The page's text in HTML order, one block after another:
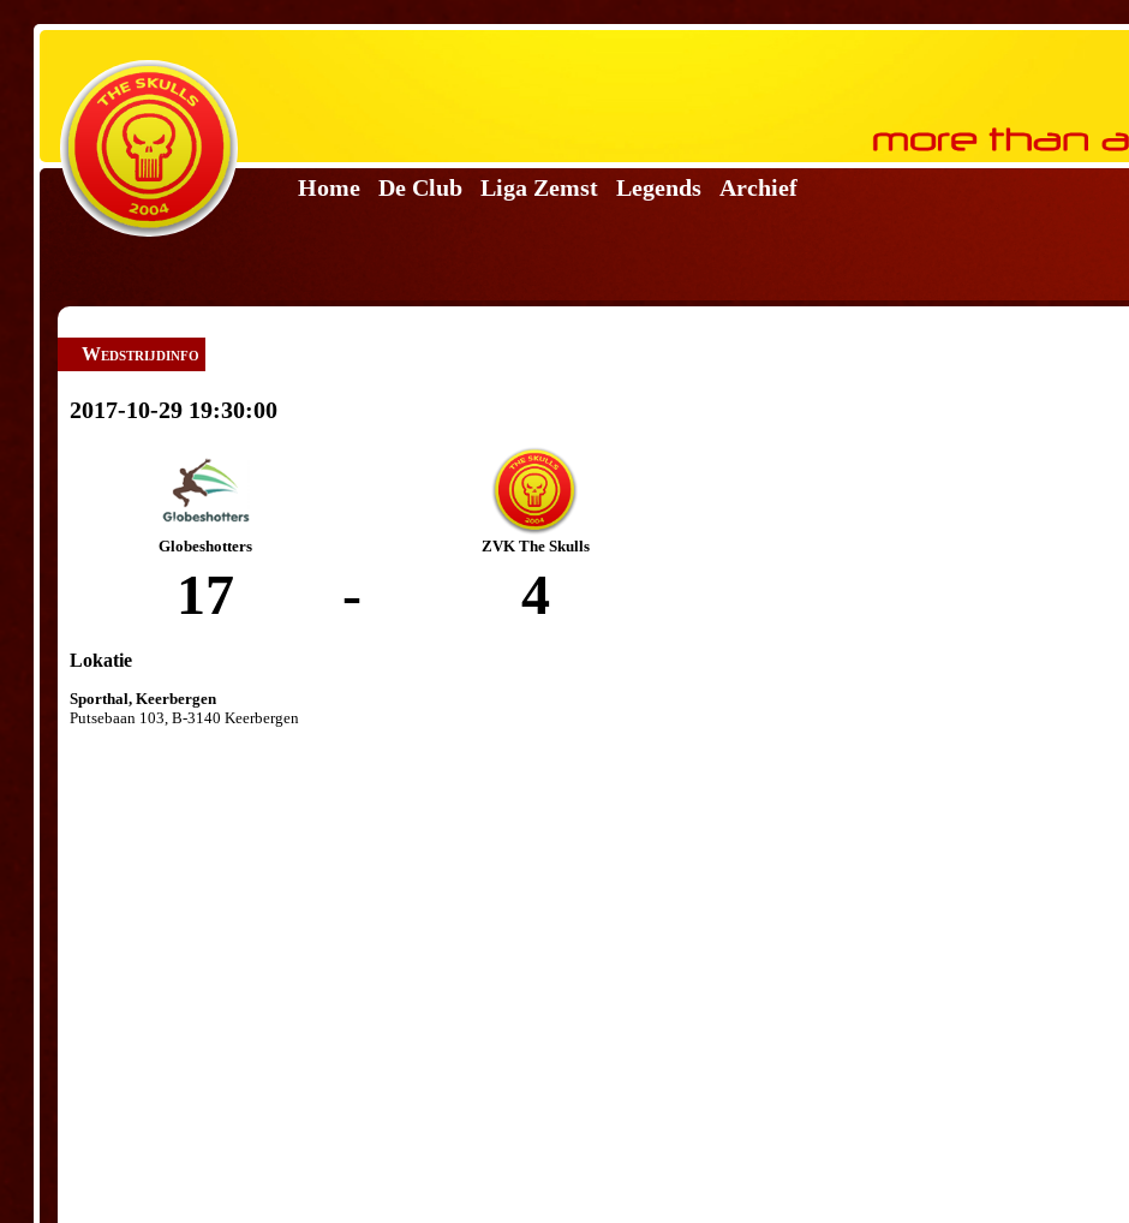
Home De Club Liga Zemst Legends Archief
Wedstrijdinfo
2017-10-29 19:30:00
Globeshotters ZVK The Skulls
17 - 4
Lokatie
Sporthal, Keerbergen
Putsebaan 103, B-3140 Keerbergen